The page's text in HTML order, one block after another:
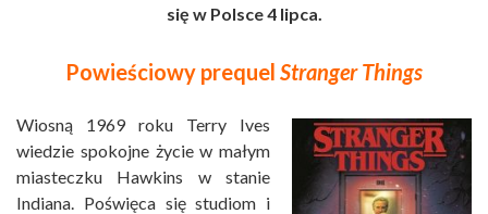
się w Polsce 4 lipca.
Powieściowy prequel Stranger Things
Wiosną 1969 roku Terry Ives
wiedzie spokojne życie w małym
miasteczku Hawkins w stanie
Indiana. Poświęca się studiom i